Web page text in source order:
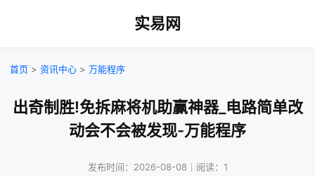
实易网
首页 > 资讯中心 > 万能程序
出奇制胜!免拆麻将机助赢神器_电路简单改
动会不会被发现-万能程序
发布时间：2026-08-08｜阅读：1